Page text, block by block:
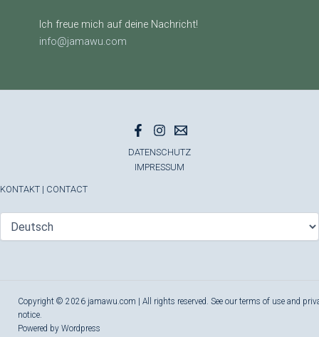
Ich freue mich auf deine Nachricht!
info@jamawu.com
DATENSCHUTZ
IMPRESSUM
KONTAKT | CONTACT
Copyright © 2026 jamawu.com | All rights reserved. See our terms of use and
notice.
Powered by Wordpress